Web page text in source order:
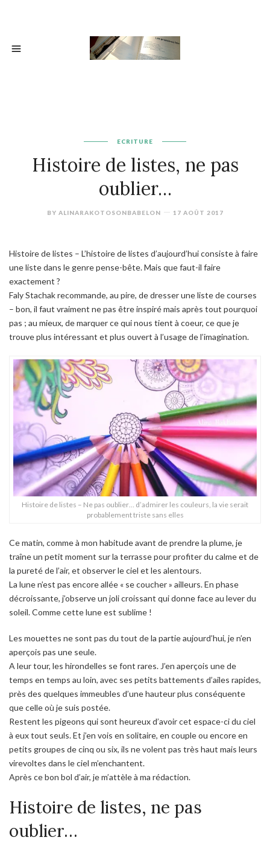
ECRITURE
Histoire de listes, ne pas
oublier…
BY ALINARAKOTOSONBABELON 17 AOÛT 2017
Histoire de listes – L’histoire de listes d’aujourd’hui consiste à faire
une liste dans le genre pense-bête. Mais que faut-il faire
exactement ?
Faly Stachak recommande, au pire, de dresser une liste de courses
– bon, il faut vraiment ne pas être inspiré mais après tout pourquoi
pas ; au mieux, de marquer ce qui nous tient à coeur, ce que je
trouve plus intéressant et plus ouvert à l’usage de l’imagination.
Histoire de listes – Ne pas oublier… d’admirer les couleurs, la vie serait
probablement triste sans elles
Ce matin, comme à mon habitude avant de prendre la plume, je
traîne un petit moment sur la terrasse pour profiter du calme et de
la pureté de l’air, et observer le ciel et les alentours.
La lune n’est pas encore allée « se coucher » ailleurs. En phase
décroissante, j’observe un joli croissant qui donne face au lever du
soleil. Comme cette lune est sublime !
Les mouettes ne sont pas du tout de la partie aujourd’hui, je n’en
aperçois pas une seule.
A leur tour, les hirondelles se font rares. J’en aperçois une de
temps en temps au loin, avec ses petits battements d’ailes rapides,
près des quelques immeubles d’une hauteur plus conséquente
que celle où je suis postée.
Restent les pigeons qui sont heureux d’avoir cet espace-ci du ciel
à eux tout seuls. Et j’en vois en solitaire, en couple ou encore en
petits groupes de cinq ou six, ils ne volent pas très haut mais leurs
virevoltes dans le ciel m’enchantent.
Après ce bon bol d’air, je m’attèle à ma rédaction.
Histoire de listes, ne pas
oublier…